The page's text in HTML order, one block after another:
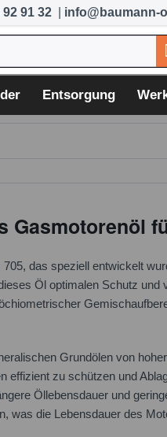
92 91 32 info@baumann-
Entsorgung
Gasmotorenöl
das speziell entwickelt
Öl optimalen Schutz und
Grundölen von
zu schützen und
Öllebensdauer und
was die Lebensdauer des